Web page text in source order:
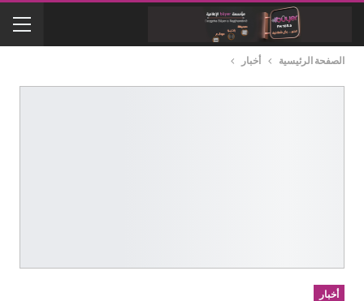
الصفحة الرئيسية أخبار
أخبار